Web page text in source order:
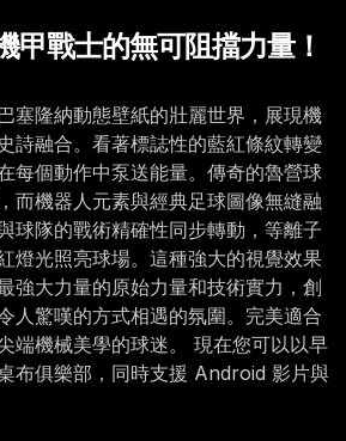
甲戰士的無可阻擋力量！
塞隆納動態壁紙的壯麗世界，展現機
詩融合。看著標誌性的藍紅條紋轉變
每個動作中泵送能量。傳奇的魯營球
而機器人元素與經典足球圖像無縫融
球隊的戰術精確性同步轉動，等離子
燈光照亮球場。這種強大的視覺效果
強大力量的原始力量和技術實力，創
人驚嘆的方式相遇的氛圍。完美適合
端機械美學的球迷。 現在您可以以早
布俱樂部，同時支援 Android 影片與